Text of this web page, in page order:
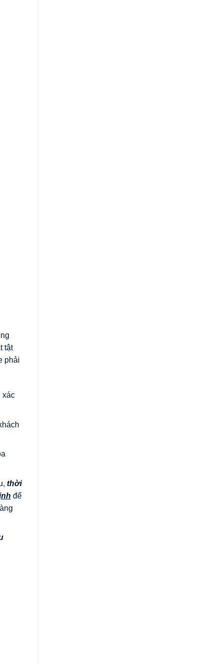
tật
phải
xác
thời
để